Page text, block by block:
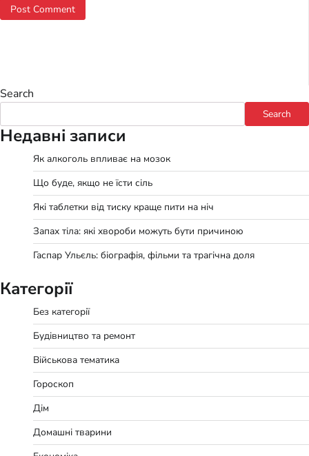
Search
Search
Недавні записи
Як алкоголь впливає на мозок
Що буде, якщо не їсти сіль
Які таблетки від тиску краще пити на ніч
Запах тіла: які хвороби можуть бути причиною
Гаспар Ульєль: біографія, фільми та трагічна доля
Категорії
Без категорії
Будівництво та ремонт
Військова тематика
Гороскоп
Дім
Домашні тварини